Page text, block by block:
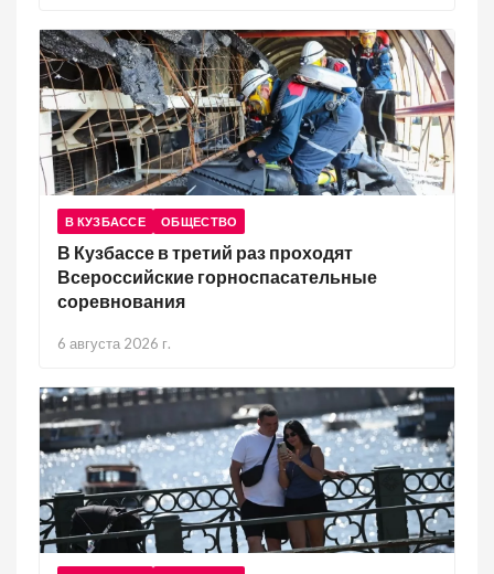
В КУЗБАССЕ ОБЩЕСТВО
В Кузбассе в третий раз проходят
Всероссийские горноспасательные
соревнования
6 августа 2026 г.